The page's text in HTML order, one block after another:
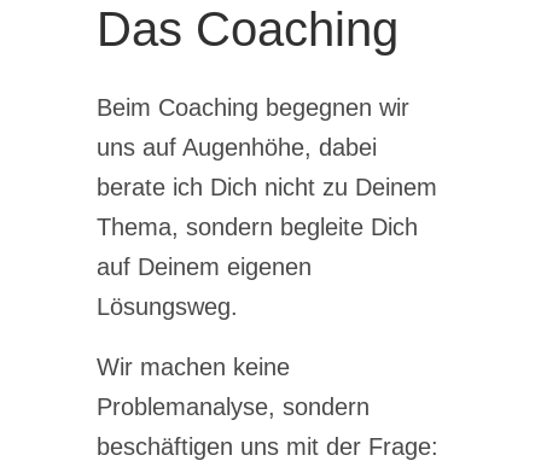
Das Coaching
Beim Coaching begegnen wir
uns auf Augenhöhe, dabei
berate ich Dich nicht zu Deinem
Thema, sondern begleite Dich
auf Deinem eigenen
Lösungsweg.
Wir machen keine
Problemanalyse, sondern
beschäftigen uns mit der Frage: